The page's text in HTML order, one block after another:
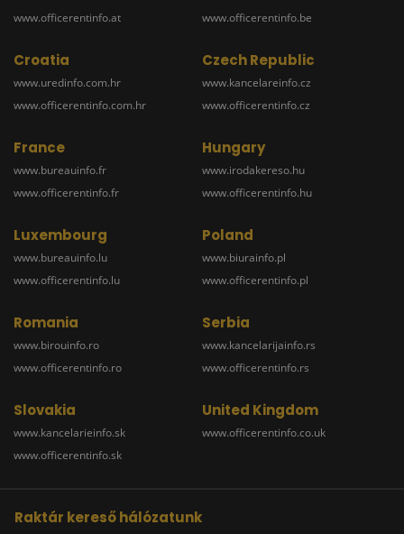
www.officerentinfo.at
www.officerentinfo.be
Croatia
www.uredinfo.com.hr
www.officerentinfo.com.hr
Czech Republic
www.kancelareinfo.cz
www.officerentinfo.cz
France
www.bureauinfo.fr
www.officerentinfo.fr
Hungary
www.irodakereso.hu
www.officerentinfo.hu
Luxembourg
www.bureauinfo.lu
www.officerentinfo.lu
Poland
www.biurainfo.pl
www.officerentinfo.pl
Romania
www.birouinfo.ro
www.officerentinfo.ro
Serbia
www.kancelarijainfo.rs
www.officerentinfo.rs
Slovakia
www.kancelarieinfo.sk
www.officerentinfo.sk
United Kingdom
www.officerentinfo.co.uk
Raktár kereső hálózatunk